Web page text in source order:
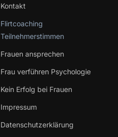
Kontakt
Flirtcoaching
Teilnehmerstimmen
Frauen ansprechen
Frau verführen Psychologie
Kein Erfolg bei Frauen
Impressum
Datenschutzerklärung